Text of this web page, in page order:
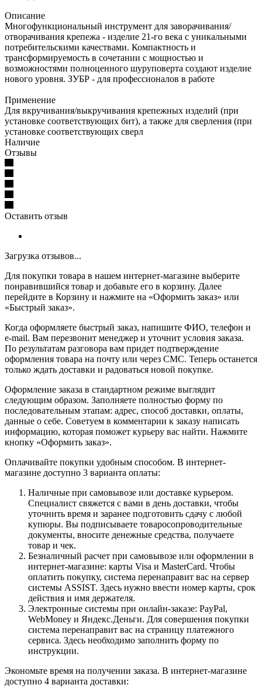
Описание
Многофункциональный инструмент для заворачивания/
отворачивания крепежа - изделие 21-го века с уникальными
потребительскими качествами. Компактность и
трансформируемость в сочетании с мощностью и
возможностями полноценного шуруповерта создают изделие
нового уровня. ЗУБР - для профессионалов в работе
Применение
Для вкручивания/выкручивания крепежных изделий (при
установке соответствующих бит), а также для сверления (при
установке соответствующих сверл
Наличие
Отзывы
Оставить отзыв
Загрузка отзывов...
Для покупки товара в нашем интернет-магазине выберите
понравившийся товар и добавьте его в корзину. Далее
перейдите в Корзину и нажмите на «Оформить заказ» или
«Быстрый заказ».
Когда оформляете быстрый заказ, напишите ФИО, телефон и
e-mail. Вам перезвонит менеджер и уточнит условия заказа.
По результатам разговора вам придет подтверждение
оформления товара на почту или через СМС. Теперь останется
только ждать доставки и радоваться новой покупке.
Оформление заказа в стандартном режиме выглядит
следующим образом. Заполняете полностью форму по
последовательным этапам: адрес, способ доставки, оплаты,
данные о себе. Советуем в комментарии к заказу написать
информацию, которая поможет курьеру вас найти. Нажмите
кнопку «Оформить заказ».
Оплачивайте покупки удобным способом. В интернет-
магазине доступно 3 варианта оплаты:
Наличные при самовывозе или доставке курьером.
Специалист свяжется с вами в день доставки, чтобы
уточнить время и заранее подготовить сдачу с любой
купюры. Вы подписываете товаросопроводительные
документы, вносите денежные средства, получаете
товар и чек.
Безналичный расчет при самовывозе или оформлении в
интернет-магазине: карты Visa и MasterCard. Чтобы
оплатить покупку, система перенаправит вас на сервер
системы ASSIST. Здесь нужно ввести номер карты, срок
действия и имя держателя.
Электронные системы при онлайн-заказе: PayPal,
WebMoney и Яндекс.Деньги. Для совершения покупки
система перенаправит вас на страницу платежного
сервиса. Здесь необходимо заполнить форму по
инструкции.
Экономьте время на получении заказа. В интернет-магазине
доступно 4 варианта доставки: